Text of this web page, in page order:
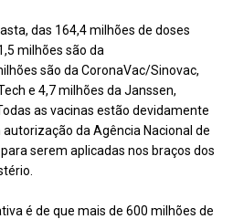
das 164,4 milhões de doses
milhões são da
são da CoronaVac/Sinovac,
e 4,7 milhões da Janssen,
as vacinas estão devidamente
da Agência Nacional de
serem aplicadas nos braços dos
é de que mais de 600 milhões de